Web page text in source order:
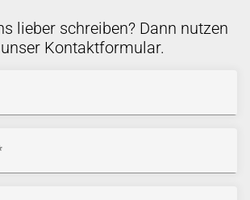
lieber schreiben? Dann nutzen
Kontaktformular.